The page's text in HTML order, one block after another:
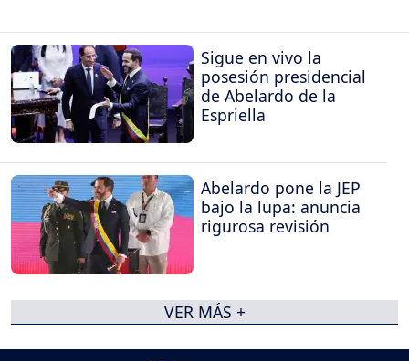
Sigue en vivo la
posesión presidencial
de Abelardo de la
Espriella
Abelardo pone la JEP
bajo la lupa: anuncia
rigurosa revisión
VER MÁS +